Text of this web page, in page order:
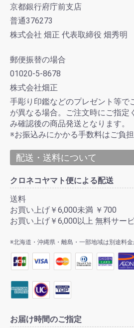
京都銀行府庁前支店
普通376273
株式会社 畑正 代表取締役 畑秀明
郵便振替の場合
01020-5-8678
株式会社畑正
手彫り印鑑などのプレゼント等で
が異なる場合。ご注文時にご指定
み確認後の商品発送となります。
※お振込みにかかる手数料はご負
配送・送料について
クロネコヤマト便による配送
送料
お買い上げ￥6,000未満 ￥700
お買い上げ￥6,000以上 無料サー
※北海道・沖縄県・離島・一部地域は別途料金
お届け時間のご指定